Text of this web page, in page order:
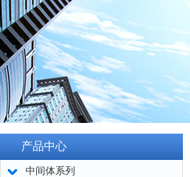
产品中心
中间体系列